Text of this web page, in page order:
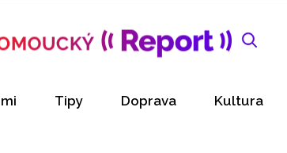
Tipy Doprava Kultura